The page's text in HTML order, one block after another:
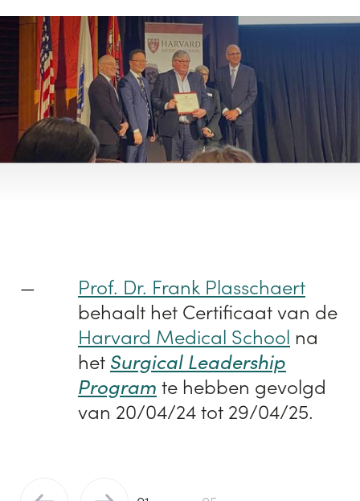
Prof. Dr. Frank Plasschaert
behaalt het Certificaat van de
Harvard Medical School na
het Surgical Leadership
Program te hebben gevolgd
van 20/04/24 tot 29/04/25.